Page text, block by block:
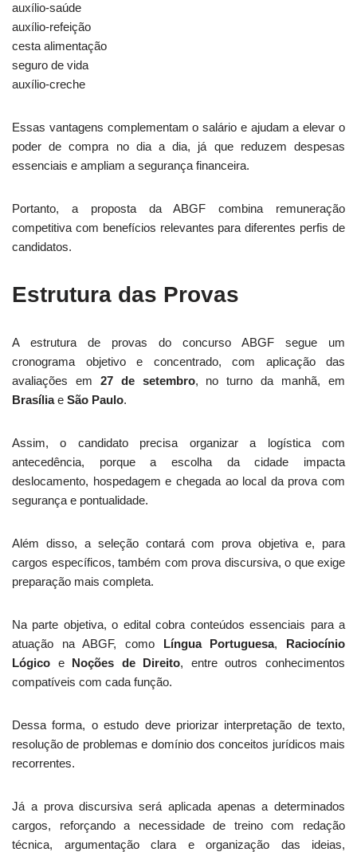
auxílio-saúde
auxílio-refeição
cesta alimentação
seguro de vida
auxílio-creche
Essas vantagens complementam o salário e ajudam a elevar o
poder de compra no dia a dia, já que reduzem despesas
essenciais e ampliam a segurança financeira.
Portanto, a proposta da ABGF combina remuneração
competitiva com benefícios relevantes para diferentes perfis de
candidatos.
Estrutura das Provas
A estrutura de provas do concurso ABGF segue um
cronograma objetivo e concentrado, com aplicação das
avaliações em 27 de setembro, no turno da manhã, em
Brasíliae São Paulo.
Assim, o candidato precisa organizar a logística com
antecedência, porque a escolha da cidade impacta
deslocamento, hospedagem e chegada ao local da prova com
segurança e pontualidade.
Além disso, a seleção contará com prova objetiva e, para
cargos específicos, também com prova discursiva, o que exige
preparação mais completa.
Na parte objetiva, o edital cobra conteúdos essenciais para a
atuação na ABGF, como Língua Portuguesa, Raciocínio
Lógico e Noções de Direito, entre outros conhecimentos
compatíveis com cada função.
Dessa forma, o estudo deve priorizar interpretação de texto,
resolução de problemas e domínio dos conceitos jurídicos mais
recorrentes.
Já a prova discursiva será aplicada apenas a determinados
cargos, reforçando a necessidade de treino com redação
técnica, argumentação clara e organização das ideias,